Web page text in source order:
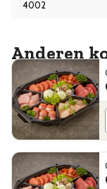
4002
Anderen